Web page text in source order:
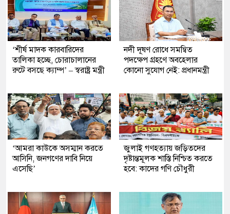
‘শীর্ষ মাদক কারবারিদের
তালিকা হচ্ছে, চোরাচালানের
রুটে বসছে ক্যাম্প’ – স্বরাষ্ট্র মন্ত্রী
নদী দূষণ রোধে সমন্বিত
পদক্ষেপ গ্রহণে অবহেলার
কোনো সুযোগ নেই: প্রধানমন্ত্রী
‘আমরা কাউকে অসম্মান করতে
আসিনি, জনগণের দাবি নিয়ে
এসেছি’
জুলাই গণহত্যায় জড়িতদের
দৃষ্টান্তমূলক শাস্তি নিশ্চিত করতে
হবে: কাদের গণি চৌধুরী